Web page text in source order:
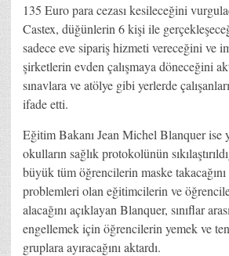
135 Euro para cezası kesileceğini
Castex, düğünlerin 6 kişi ile
sadece eve sipariş hizmeti vereceğini ve
şirketlerin evden çalışmaya döneceğini
sınavlara ve atölye gibi yerlerde
ifade etti.
Eğitim Bakanı Jean Michel Blanquer ise
okulların sağlık protokolünün
büyük tüm öğrencilerin maske takacağını
problemleri olan eğitimcilerin ve
alacağını açıklayan Blanquer, sınıflar
engellemek için öğrencilerin yemek ve
gruplara ayıracağını aktardı.